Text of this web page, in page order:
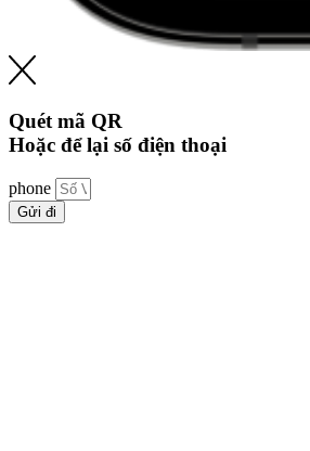
Quét mã QR
Hoặc để lại số điện thoại
phone
Gửi đi